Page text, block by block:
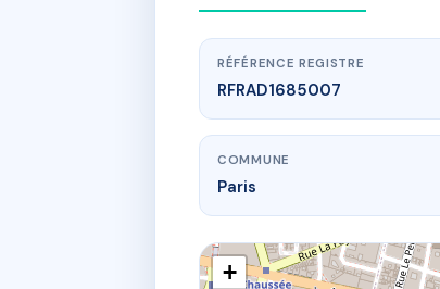
RÉFÉRENCE REGISTRE
RFRAD1685007
COMMUNE
Paris
+